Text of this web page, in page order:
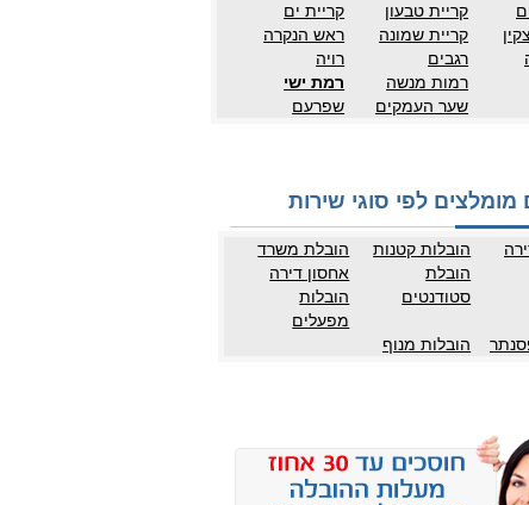
קריית טבעון
קריית ים
קריית שמונה
ראש הנקרה
רגבים
רויה
רמות מנשה
רמת ישי
שער העמקים שפרעם
מומלצים לפי סוגי שירות
הובלות קטנות
הובלת משרד
הובלת
סטודנטים
אחסון דירה
הובלות
מפעלים
הובלות מנוף